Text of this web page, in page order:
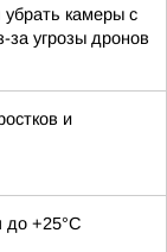
камеры с
за угрозы дронов
и
до +25°C